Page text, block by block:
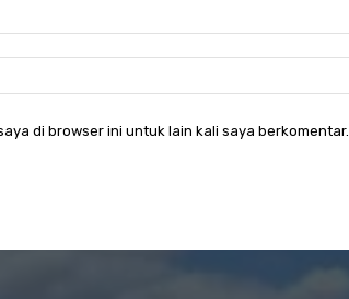
di browser ini untuk lain kali saya berkomentar.